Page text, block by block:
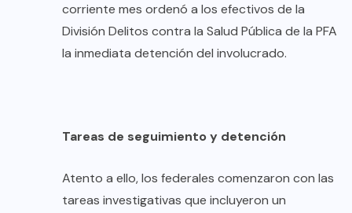
corriente mes ordenó a los efectivos de la
División Delitos contra la Salud Pública de la PFA
la inmediata detención del involucrado.
Tareas de seguimiento y detención
Atento a ello, los federales comenzaron con las
tareas investigativas que incluyeron un